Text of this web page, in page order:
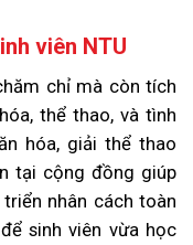
viên NTU
chỉ mà còn tích
thể thao, và tình
hóa, giải thể thao
tại cộng đồng giúp
nhân cách toàn
sinh viên vừa học